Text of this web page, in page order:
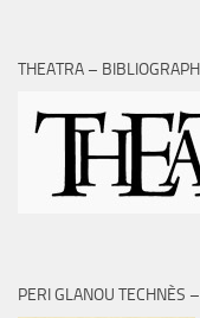
THEATRA –
PERI GLANOU